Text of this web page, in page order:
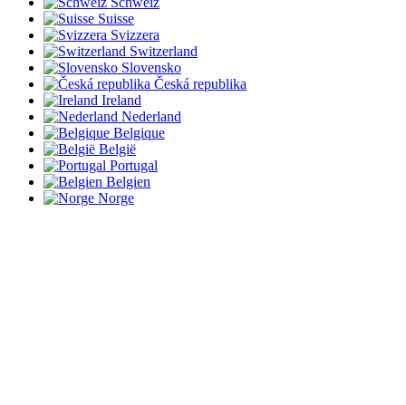
Suisse
Svizzera
Switzerland
Slovensko
Česká republika
Ireland
Nederland
Belgique
België
Portugal
Belgien
Norge